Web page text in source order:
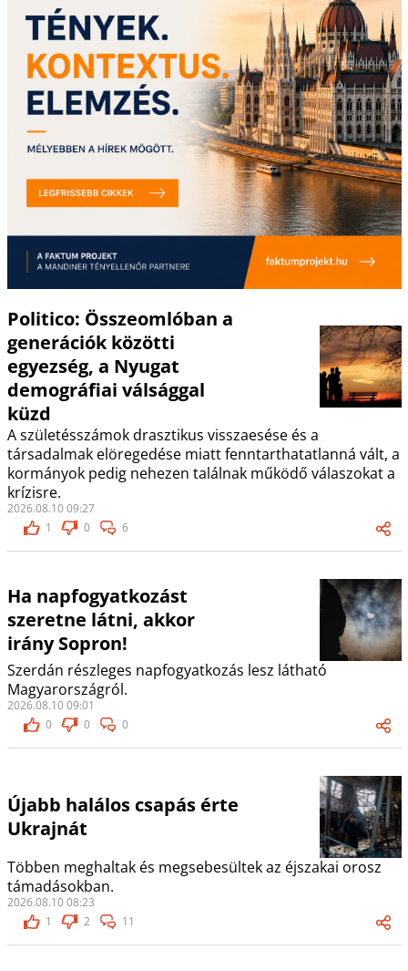
Politico: Összeomlóban a
generációk közötti
egyezség, a Nyugat
demográfiai válsággal
küzd
A születésszámok drasztikus visszaesése és a
társadalmak elöregedése miatt fenntarthatatlanná vált, a
kormányok pedig nehezen találnak működő válaszokat a
krízisre.
2026.08.10 09:27
1
0 6
Ha napfogyatkozást
szeretne látni, akkor
irány Sopron!
Szerdán részleges napfogyatkozás lesz látható
Magyarországról.
2026.08.10 09:01
0
0 0
Újabb halálos csapás érte
Ukrajnát
Többen meghaltak és megsebesültek az éjszakai orosz
támadásokban.
2026.08.10 08:23
1
2 11